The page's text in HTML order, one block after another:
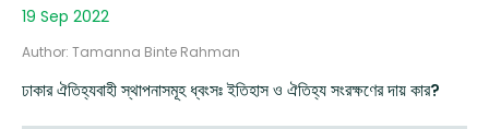
19 Sep 2022
Author: Tamanna Binte Rahman
ঢাকার ঐতিহ্যবাহী স্থাপনাসমূহ ধ্বংসঃ ইতিহাস ও ঐতিহ্য সংরক্ষণের দায় কার?